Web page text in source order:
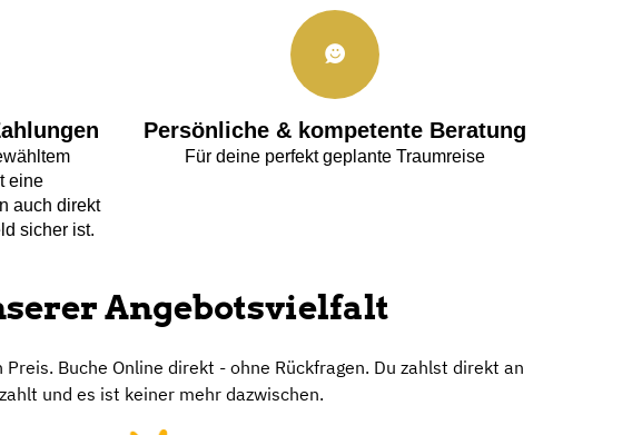
Urlaub in Italien
besonders attraktiven Preisen, da du Anreise und Unterkunft